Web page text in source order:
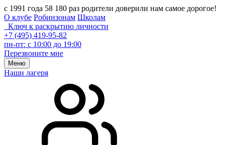
с 1991 года 58 180 раз родители доверили нам самое дорогое!
О клубе Робинзонам Школам
Ключ к раскрытию личности
+7 (495) 419-95-82
пн-пт: с 10:00 до 19:00
Перезвоните мне
Меню
Наши лагеря